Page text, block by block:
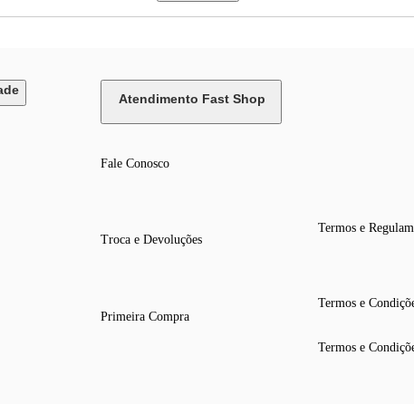
Atendimento Fast Shop
Fale Conosco
Troca e Devoluções
Primeira Compra
Termos e
Termos e
Termos e